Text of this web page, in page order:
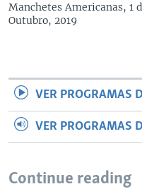
Manchetes Americanas, 1
Outubro, 2019
VER PROGRAMAS
VER PROGRAMAS
Continue reading